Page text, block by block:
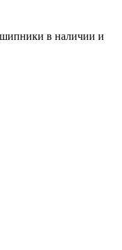
в наличии и